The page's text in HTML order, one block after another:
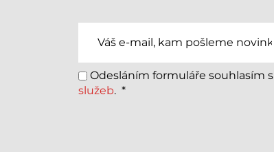
Odesláním formuláře souhlasím s
služeb. *